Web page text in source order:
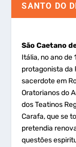
SANTO DO
São Caetano
Itália, no ano de
protagonista da
sacerdote em
Oratorianos do
dos Teatinos
Carafa, que se
pretendia
questões